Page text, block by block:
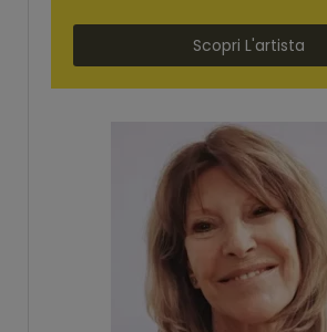
Scopri L'artista